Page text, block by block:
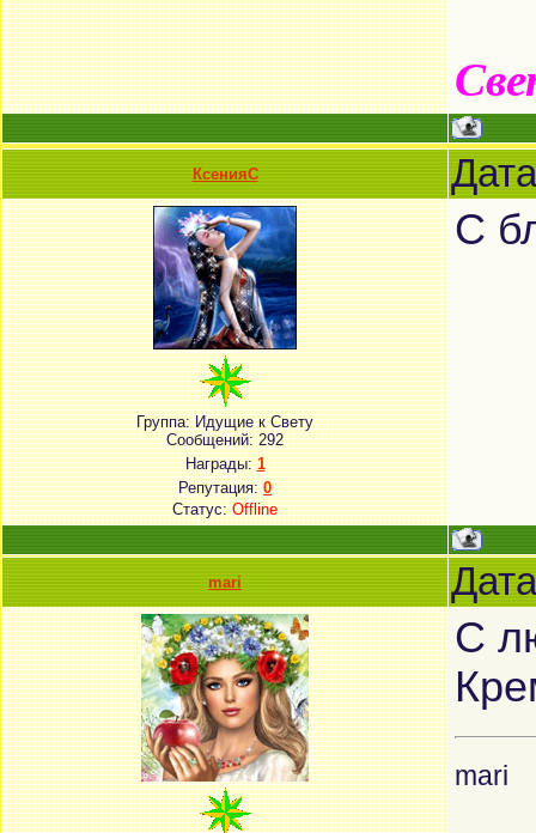
КсенияС
Группа: Идущие к Свету
Сообщений:292
Награды:1
Репутация:0
Статус:Offline
С
mari
С
mari